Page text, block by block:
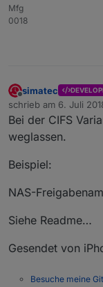
Mfg
0018
Offline
simatec
schrieb am 6. Juli
zuletzt editiert von
Bei der CIFS
weglassen.
Beispiel:
NAS-
Siehe Readme…
Gesendet von
Besuche meine